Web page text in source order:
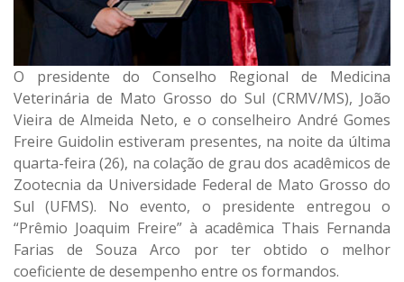
O presidente do Conselho Regional de Medicina
Veterinária de Mato Grosso do Sul (CRMV/MS), João
Vieira de Almeida Neto, e o conselheiro André Gomes
Freire Guidolin estiveram presentes, na noite da última
quarta-feira (26), na colação de grau dos acadêmicos de
Zootecnia da Universidade Federal de Mato Grosso do
Sul (UFMS). No evento, o presidente entregou o
“Prêmio Joaquim Freire” à acadêmica Thais Fernanda
Farias de Souza Arco por ter obtido o melhor
coeficiente de desempenho entre os formandos.